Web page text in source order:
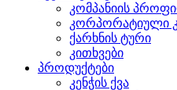
კომპანიის
კორპორატიული
ქარხნის ტური
კითხვები
პროდუქტები
კენჭის ქვა